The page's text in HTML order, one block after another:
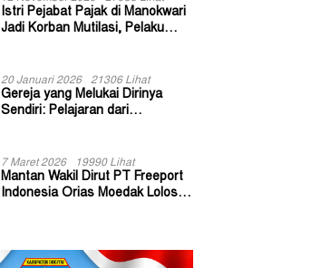
Istri Pejabat Pajak di Manokwari
Jadi Korban Mutilasi, Pelaku
20 Januari 2026 21306 Lihat
Gereja yang Melukai Dirinya
Sendiri: Pelajaran dari
7 Maret 2026 19990 Lihat
Mantan Wakil Dirut PT Freeport
Indonesia Orias Moedak Lolos